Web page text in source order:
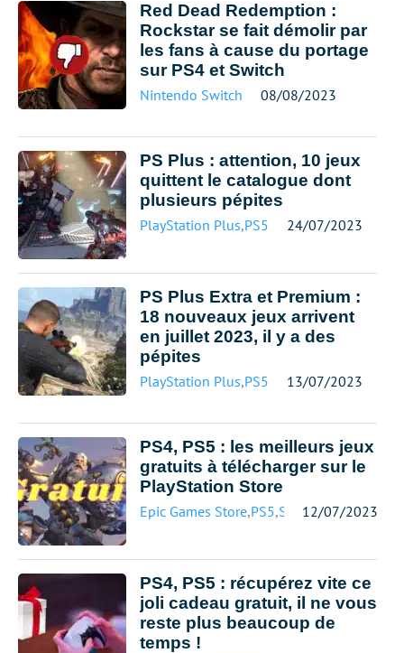
Red Dead Redemption :
Rockstar se fait démolir par
les fans à cause du portage
sur PS4 et Switch
Nintendo Switch 08/08/2023
PS Plus : attention, 10 jeux
quittent le catalogue dont
plusieurs pépites
PlayStation Plus,PS5 24/07/2023
PS Plus Extra et Premium :
18 nouveaux jeux arrivent
en juillet 2023, il y a des
pépites
PlayStation Plus,PS5 13/07/2023
PS4, PS5 : les meilleurs jeux
gratuits à télécharger sur le
PlayStation Store
Epic Games Store,PS5,Sony12/07/2023
PS4, PS5 : récupérez vite ce
joli cadeau gratuit, il ne vous
reste plus beaucoup de
temps !